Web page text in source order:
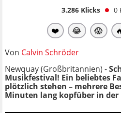
3.286Klicks 0
❤️ 😂 😱
Von Calvin Schröder
Newquay (Großbritannien) -
Musikfestival! Ein beliebtes
plötzlich stehen – mehrere
Minuten lang kopfüber in der